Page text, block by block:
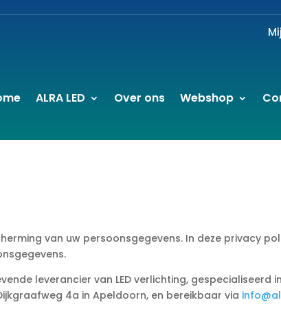
ALRA LED Over ons Webshop
van uw persoonsgegevens. In deze privacy
leverancier van LED verlichting, gespecialiseerd
4a in Apeldoorn, en bereikbaar via